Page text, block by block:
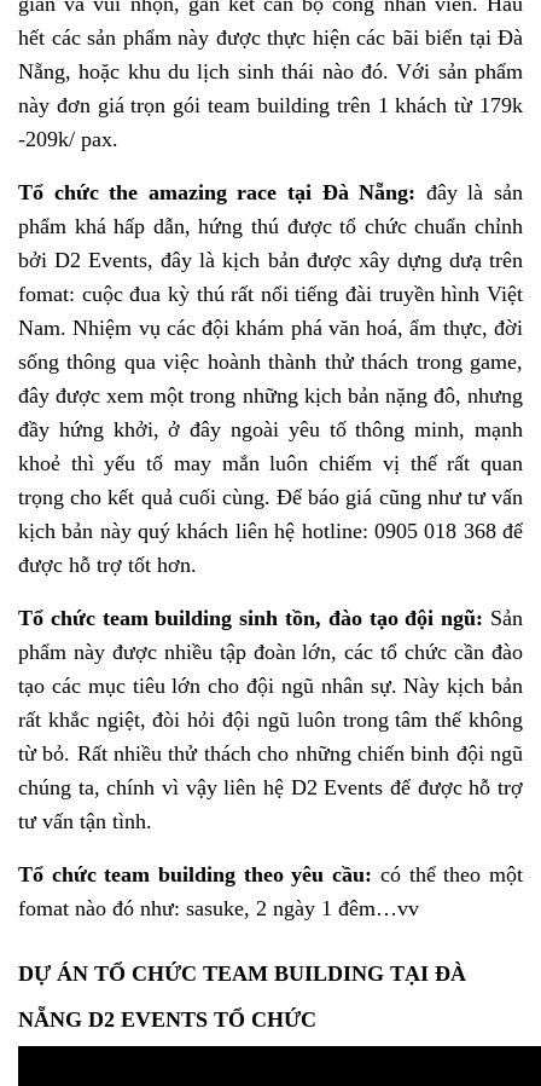
hết các sản phẩm này được thực hiện các bãi biển tại Đà
Nẵng, hoặc khu du lịch sinh thái nào đó. Với sản phẩm
này đơn giá trọn gói team building trên 1 khách từ 179k
-209k/ pax.
Tổ chức the amazing race tại Đà Nẵng: đây là sản
phẩm khá hấp dẫn, hứng thú được tổ chức chuẩn chỉnh
bởi D2 Events, đây là kịch bản được xây dựng dưạ trên
fomat: cuộc đua kỳ thú rất nổi tiếng đài truyền hình Việt
Nam. Nhiệm vụ các đội khám phá văn hoá, ẩm thực, đời
sống thông qua việc hoành thành thử thách trong game,
đây được xem một trong những kịch bản nặng đô, nhưng
đầy hứng khởi, ở đây ngoài yêu tố thông minh, mạnh
khoẻ thì yếu tố may mắn luôn chiếm vị thế rất quan
trọng cho kết quả cuối cùng. Để báo giá cũng như tư vấn
kịch bản này quý khách liên hệ hotline: 0905 018 368 để
được hỗ trợ tốt hơn.
Tổ chức team building sinh tồn, đào tạo đội ngũ: Sản
phẩm này được nhiều tập đoàn lớn, các tổ chức cần đào
tạo các mục tiêu lớn cho đội ngũ nhân sự. Này kịch bản
rất khắc ngiệt, đòi hỏi đội ngũ luôn trong tâm thế không
từ bỏ. Rất nhiều thử thách cho những chiến binh đội ngũ
chúng ta, chính vì vậy liên hệ D2 Events để được hỗ trợ
tư vấn tận tình.
Tổ chức team building theo yêu cầu: có thể theo một
fomat nào đó như: sasuke, 2 ngày 1 đêm…vv
DỰ ÁN TỔ CHỨC TEAM BUILDING TẠI ĐÀ
NẴNG D2 EVENTS TỔ CHỨC